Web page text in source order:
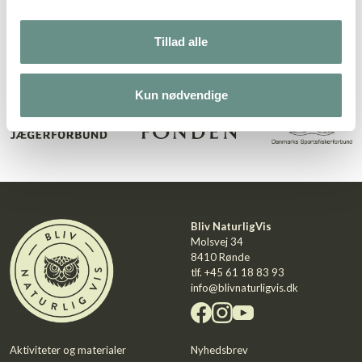
Tillad alle
Kun nødvendige
Bliv NaturligVis er skabt i et samarbejde mellem
Danmarks Jægerforbund og Danmarks
Sportsfiskerforbund med støtte fra Nordea-fonden.
Bliv NaturligVis
Molsvej 34
8410 Rønde
tlf. +45 61 18 83 93
info@blivnaturligvis.dk
Aktiviteter og materialer Nyhedsbrev